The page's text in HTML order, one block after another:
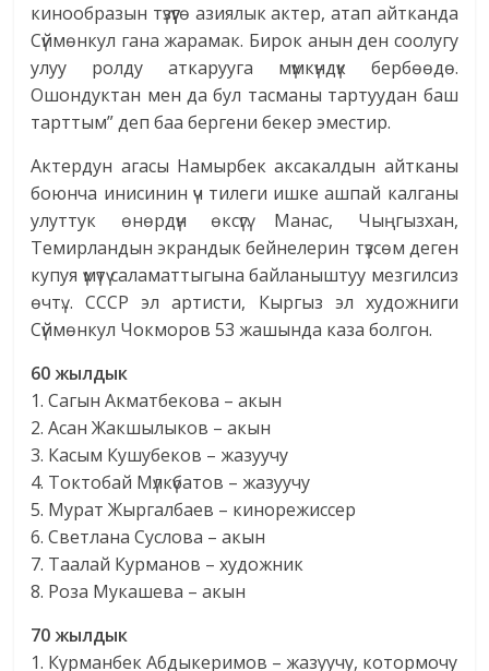
кинообразын түзүүгө азиялык актер, атап айтканда
Сүймөнкул гана жарамак. Бирок анын ден соолугу
улуу ролду аткарууга мүмкүндүк бербөөдө.
Ошондуктан мен да бул тасманы тартуудан баш
тарттым” деп баа бергени бекер эместир.
Актердун агасы Намырбек аксакалдын айтканы
боюнча инисинин үч тилеги ишке ашпай калганы
улуттук өнөрдүн өксүгү. Манас, Чыңгызхан,
Темирландын экрандык бейнелерин түзсөм деген
купуя үмүтү саламаттыгына байланыштуу мезгилсиз
өчтү… СССР эл артисти, Кыргыз эл художниги
Сүймөнкул Чокморов 53 жашында каза болгон.
60 жылдык
1. Сагын Акматбекова – акын
2. Асан Жакшылыков – акын
3. Касым Кушубеков – жазуучу
4. Токтобай Мүлкүбатов – жазуучу
5. Мурат Жыргалбаев – кинорежиссер
6. Светлана Суслова – акын
7. Таалай Курманов – художник
8. Роза Мукашева – акын
70 жылдык
1. Курманбек Абдыкеримов – жазуучу, котормочу